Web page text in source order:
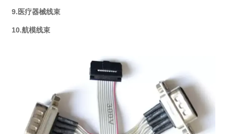
9.医疗器械线束
10.航模线束